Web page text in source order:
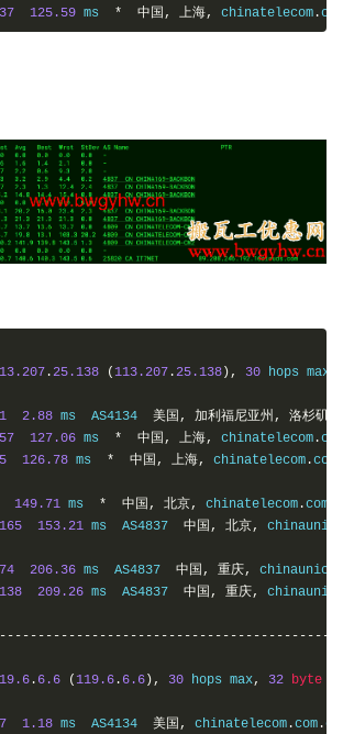
125.59 ms * 中国, 上海, chinatelecom .com
166.39 ms  AS4809 中国,
.25.138 ( 113.207 .25.138 ), 30 hops max
2.88 ms  AS4134 美国, 加利福尼亚州, 洛杉矶,
127.06 ms * 中国, 上海, chinatelecom .com
126.78 ms * 中国, 上海, chinatelecom .com
149.71 ms * 中国, 北京, chinatelecom .com
153.21 ms  AS4837 中国, 北京,
206.36 ms  AS4837 中国, 重庆,
chinaunicom
209.26 ms  AS4837 中国, 重庆,
. 6.6 ( 119.6 . 6.6 ), 30 hops max, 32 byte
1.18 ms  AS4134 美国, chinatelecom .com .cn